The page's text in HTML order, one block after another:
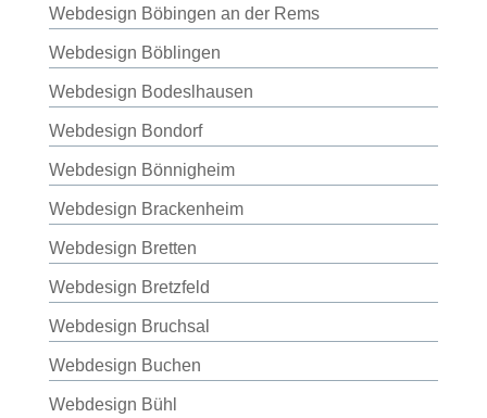
Webdesign Böbingen an der Rems
Webdesign Böblingen
Webdesign Bodeslhausen
Webdesign Bondorf
Webdesign Bönnigheim
Webdesign Brackenheim
Webdesign Bretten
Webdesign Bretzfeld
Webdesign Bruchsal
Webdesign Buchen
Webdesign Bühl